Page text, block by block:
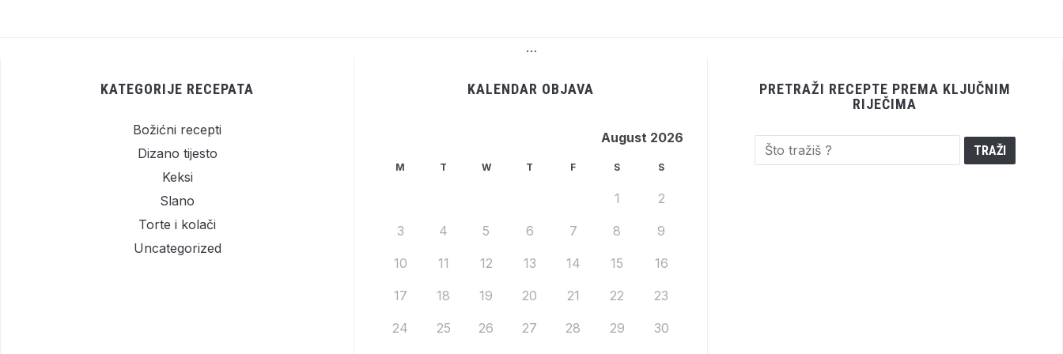
…
KATEGORIJE RECEPATA
Božićni recepti
Dizano tijesto
Keksi
Slano
Torte i kolači
Uncategorized
KALENDAR OBJAVA
August 2026
M T W T F S S
1 2
3 4 5 6 7 8 9
10 11 12 13 14 15 16
17 18 19 20 21 22 23
24 25 26 27 28 29 30
PRETRAŽI RECEPTE PREMA KLJUČNIM
RIJEČIMA